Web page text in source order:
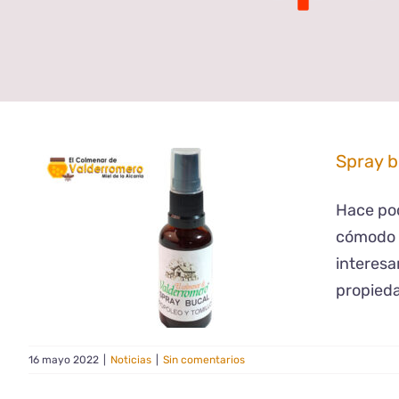
Spray
Hace
16 mayo 2022 Noticias Sin comentarios